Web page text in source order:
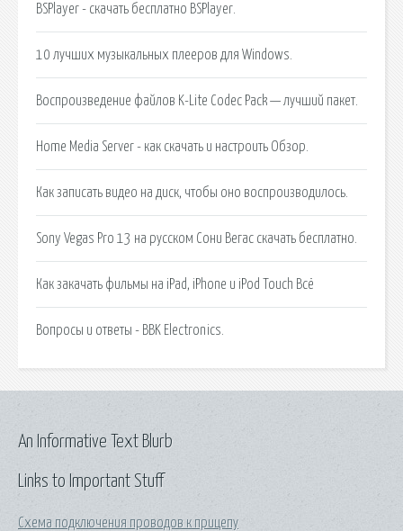
BSPlayer - скачать бесплатно BSPlayer.
10 лучших музыкальных плееров для Windows.
Воспроизведение файлов K-Lite Codec Pack — лучший пакет.
Home Media Server - как скачать и настроить Обзор.
Как записать видео на диск, чтобы оно воспроизводилось.
Sony Vegas Pro 13 на русском Сони Вегас скачать бесплатно.
Как закачать фильмы на iPad, iPhone и iPod Touch Всё
Вопросы и ответы - BBK Electronics.
Links to Important Stuff
Схема подключения проводов к прицепу
An Informative Text Blurb